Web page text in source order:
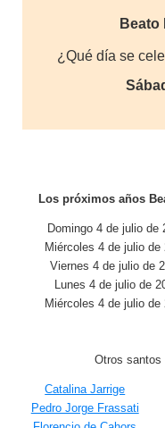
Beato
¿Qué día se
Los próximos años
Domingo 4 de julio de
Miércoles 4 de julio de
Viernes 4 de julio de
Lunes 4 de julio de
Miércoles 4 de julio de
Otros santos
Catalina Jarrige
Pedro Jorge Frassati